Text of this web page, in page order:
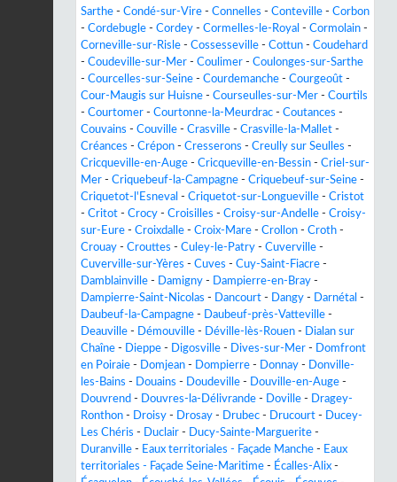
Sarthe - Condé-sur-Vire - Connelles - Conteville - Corbon
- Cordebugle - Cordey - Cormelles-le-Royal - Cormolain -
Corneville-sur-Risle - Cossesseville - Cottun - Coudehard
- Coudeville-sur-Mer - Coulimer - Coulonges-sur-Sarthe
- Courcelles-sur-Seine - Courdemanche - Courgeoût -
Cour-Maugis sur Huisne - Courseulles-sur-Mer - Courtils
- Courtomer - Courtonne-la-Meurdrac - Coutances -
Couvains - Couville - Crasville - Crasville-la-Mallet -
Créances - Crépon - Cresserons - Creully sur Seulles -
Cricqueville-en-Auge - Cricqueville-en-Bessin - Criel-sur-
Mer - Criquebeuf-la-Campagne - Criquebeuf-sur-Seine -
Criquetot-l'Esneval - Criquetot-sur-Longueville - Cristot
- Critot - Crocy - Croisilles - Croisy-sur-Andelle - Croisy-
sur-Eure - Croixdalle - Croix-Mare - Crollon - Croth -
Crouay - Crouttes - Culey-le-Patry - Cuverville -
Cuverville-sur-Yères - Cuves - Cuy-Saint-Fiacre -
Damblainville - Damigny - Dampierre-en-Bray -
Dampierre-Saint-Nicolas - Dancourt - Dangy - Darnétal -
Daubeuf-la-Campagne - Daubeuf-près-Vatteville -
Deauville - Démouville - Déville-lès-Rouen -
Dialan sur
Chaîne - Dieppe - Digosville - Dives-sur-Mer -
Domfront
en Poiraie - Domjean - Dompierre - Donnay -
Donville-
les-Bains - Douains - Doudeville - Douville-en-Auge -
Douvrend - Douvres-la-Délivrande - Doville -
Dragey-
Ronthon - Droisy - Drosay - Drubec - Drucourt -
Ducey-
Les Chéris - Duclair - Ducy-Sainte-Marguerite -
Duranville - Eaux territoriales - Façade Manche - Eaux
territoriales - Façade Seine-Maritime - Écalles-Alix -